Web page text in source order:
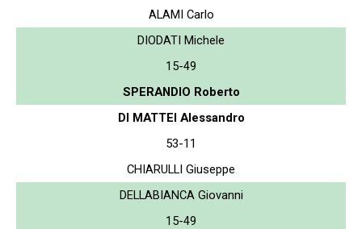
ALAMI Carlo
DIODATI Michele
15-49
SPERANDIO Roberto
DI MATTEI Alessandro
53-11
CHIARULLI Giuseppe
DELLABIANCA Giovanni
15-49